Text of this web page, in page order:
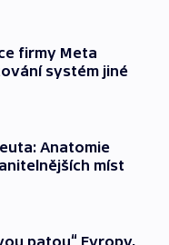
firmy Meta
systém jiné
Anatomie
míst
patou“ Evropy,